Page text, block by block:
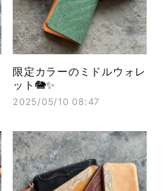
限定カラーのミドルウォレ
ット🐘✨
2025/05/10 08:47